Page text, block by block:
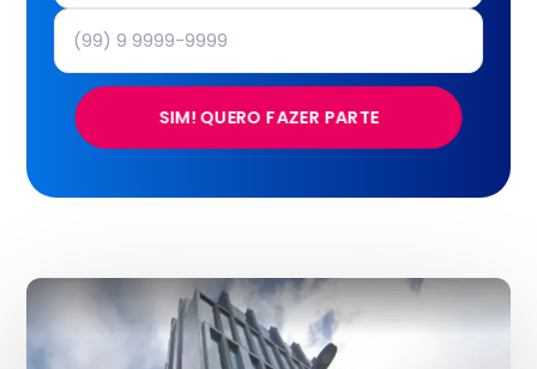
SIM! QUERO FAZER PARTE